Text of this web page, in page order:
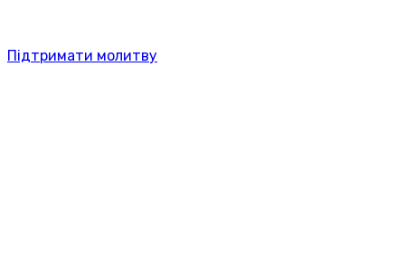
Підтримати молитву